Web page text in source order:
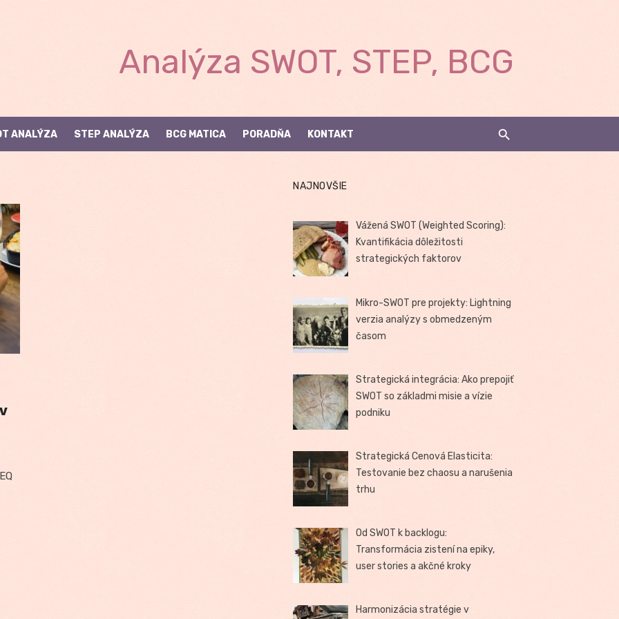
Analýza SWOT, STEP, BCG
ANALÝZA STEP ANALÝZA BCG MATICA PORADŇA KONTAKT
NAJNOVŠIE
Vážená SWOT (Weighted Scoring):
Kvantifikácia dôležitosti
strategických faktorov
Mikro-SWOT pre projekty: Lightning
verzia analýzy s obmedzeným
časom
Strategická integrácia: Ako prepojiť
SWOT so základmi misie a vízie
podniku
Strategická Cenová Elasticita:
Testovanie bez chaosu a narušenia
trhu
Od SWOT k backlogu:
Transformácia zistení na epiky,
user stories a akčné kroky
Harmonizácia stratégie v